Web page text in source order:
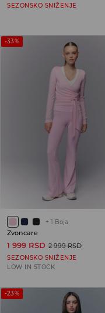
SEZONSKO SNIŽENJE
-33%
+ 1 Boja
Zvoncare
1 999 RSD 2 999 RSD
SEZONSKO SNIŽENJE
LOW IN STOCK
-23%